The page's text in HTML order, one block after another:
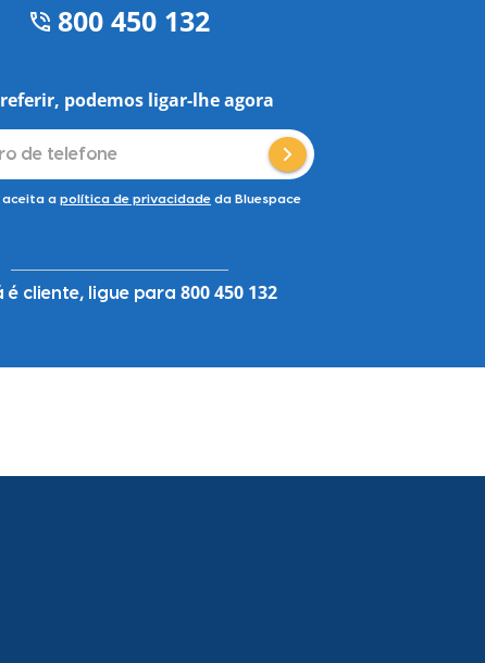
800 450 132
podemos ligar-lhe agora
de telefone
aceita a política de privacidade da Bluespace
é cliente, ligue para 800 450 132